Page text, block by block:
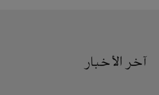
آخر الأخبار